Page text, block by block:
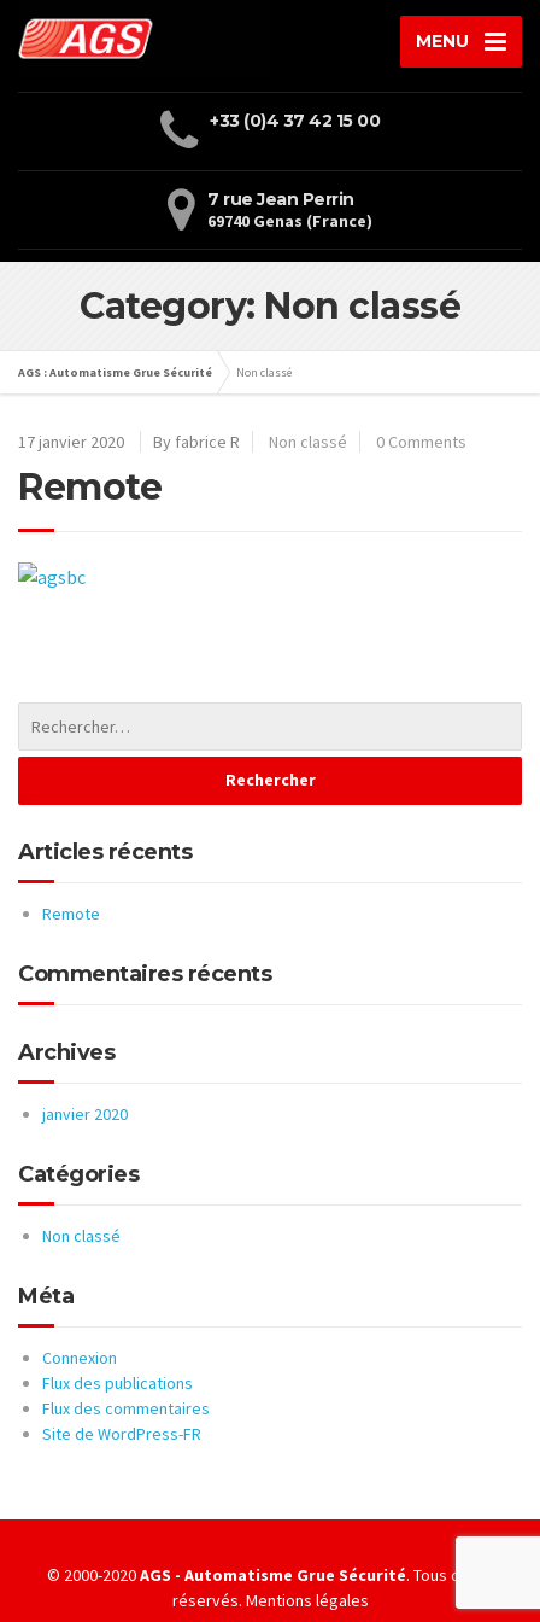
MENU
+33 (0)4 37 42 15 00
7 rue Jean Perrin
69740 Genas (France)
Category: Non classé
AGS : Automatisme Grue Sécurité Non classé
17 janvier 2020 By fabrice R Non classé 0 Comments
Remote
Articles récents
Remote
Commentaires récents
Archives
janvier 2020
Catégories
Non classé
Méta
Connexion
Flux des publications
Flux des commentaires
Site de WordPress-FR
© 2000-2020AGS - Automatisme Grue Sécurité. Tous droits
réservés. Mentions légales